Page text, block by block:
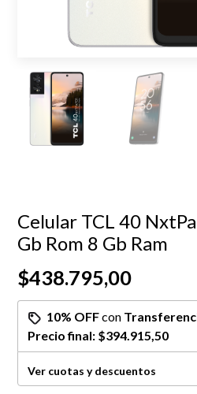
Celular TCL 40
Gb Rom 8 Gb Ram
$438.795,00
10% OFFcon
Precio final: $394.915,50
Ver cuotas y descuentos